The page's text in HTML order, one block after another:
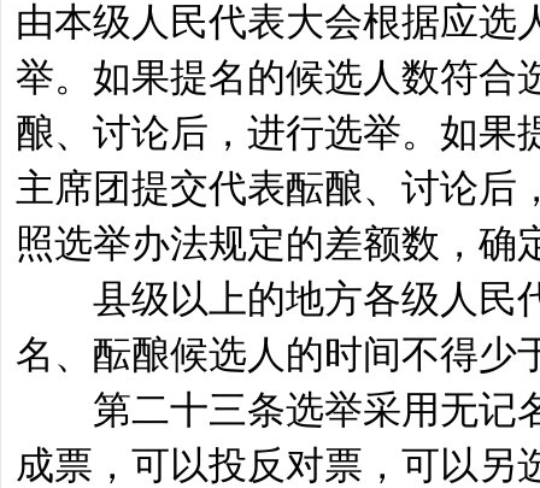
由本级人民代表大会根据应选
举。如果提名的候选人数符合
酿、讨论后，进行选举。如果
主席团提交代表酝酿、讨论后
照选举办法规定的差额数，确
县级以上的地方各级人民代
名、酝酿候选人的时间不得少
第二十三条选举采用无记名
成票，可以投反对票，可以另